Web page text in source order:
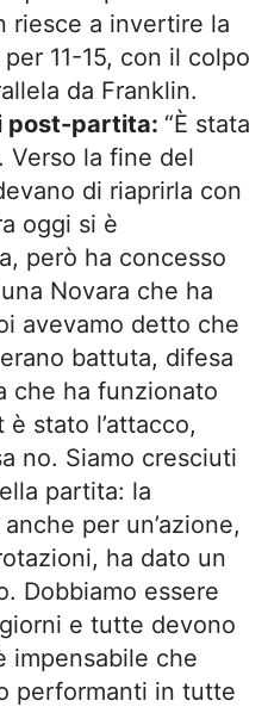
riesce a invertire la
11-15, con il colpo
da Franklin.
post-partita: “È stata
Verso la fine del
di riaprirla con
oggi si è
però ha concesso
Novara che ha
avevamo detto che
battuta, difesa
che ha funzionato
stato l’attacco,
no. Siamo cresciuti
partita: la
per un’azione,
ha dato un
Dobbiamo essere
e tutte devono
impensabile che
performanti in tutte